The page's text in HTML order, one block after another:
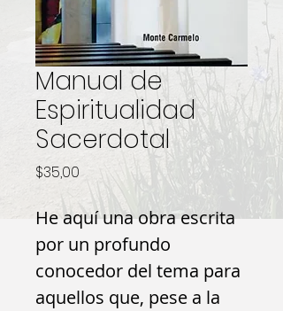
Manual de
Espiritualidad
Sacerdotal
$35,00 Precio
He aquí una obra escrita
por un profundo
conocedor del tema para
aquellos que, pese a la